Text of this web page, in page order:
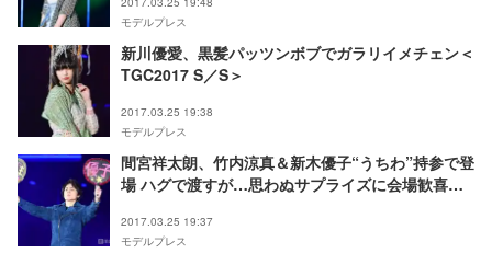
モデルプレス
新川優愛、黒髪パッツンボブでガラリイメチェン＜
TGC2017 S／S＞
2017.03.25 19:38
モデルプレス
間宮祥太朗、竹内涼真＆新木優子“うちわ”持参で登
場 ハグで渡すが…思わぬサプライズに会場歓喜＜
2017.03.25 19:37
モデルプレス